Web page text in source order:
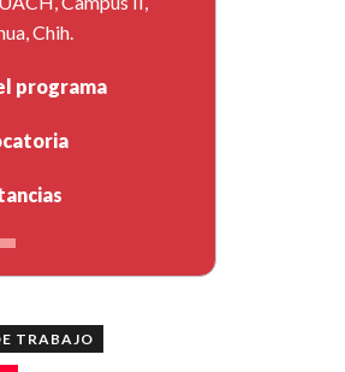
Chih.
programa
TRABAJO